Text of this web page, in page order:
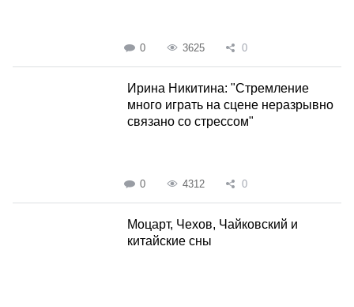
0 3625 0
Ирина Никитина: "Стремление
много играть на сцене неразрывно
связано со стрессом"
0 4312 0
Моцарт, Чехов, Чайковский и
китайские сны